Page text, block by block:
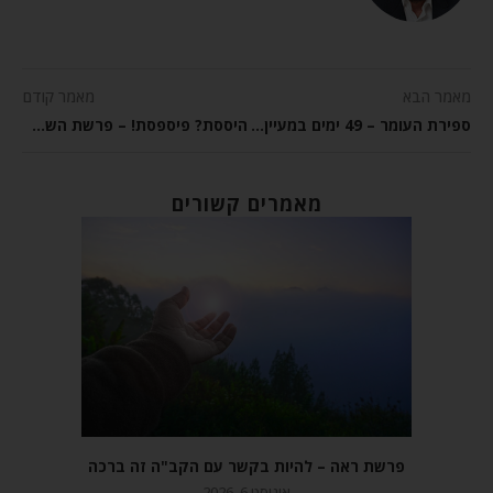
מאמר הבא
ספירת העומר – 49 ימים במעיין הנעורים
מאמר קודם
היססת? פיספסת! – פרשת השבוע קדושים
מאמרים קשורים
פרשת ראה – להיות בקשר עם הקב"ה זה ברכה